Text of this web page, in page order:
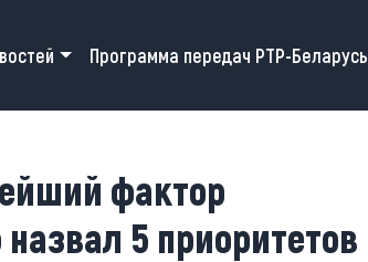
Программа передач РТР-Беларусь
фактор
5 приоритетов